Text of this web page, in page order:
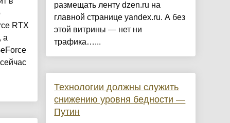
RTX
а
размещать ленту dzen.ru на
главной странице yandex.ru. А без
этой витрины — нет ни
трафика…...
Технологии должны служить
снижению уровня бедности —
Путин